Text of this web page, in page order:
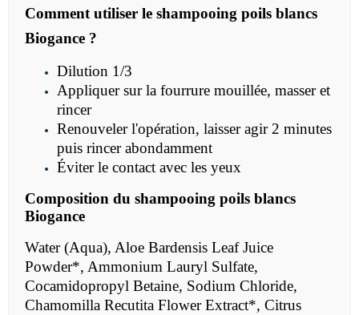
Comment utiliser le shampooing poils blancs
Biogance ?
Dilution 1/3
Appliquer sur la fourrure mouillée, masser et
rincer
Renouveler l'opération, laisser agir 2 minutes
puis rincer abondamment
Éviter le contact avec les yeux
Composition du shampooing poils blancs
Biogance
Water (Aqua), Aloe Bardensis Leaf Juice
Powder*, Ammonium Lauryl Sulfate,
Cocamidopropyl Betaine, Sodium Chloride,
Chamomilla Recutita Flower Extract*, Citrus